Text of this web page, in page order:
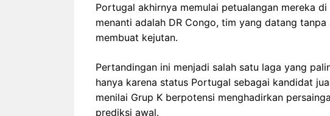
Portugal akhirnya memulai petualangan mereka
menanti adalah DR Congo, tim yang datang
membuat kejutan.
Pertandingan ini menjadi salah satu laga yang
hanya karena status Portugal sebagai kandidat
menilai Grup K berpotensi menghadirkan
prediksi awal.